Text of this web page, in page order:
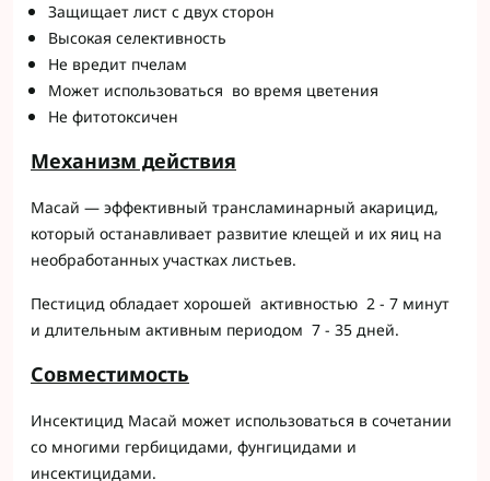
Защищает лист с двух сторон
Высокая селективность
Не вредит пчелам
Может использоваться во время цветения
Не фитотоксичен
Мeханизм дeйствия
Масай — эффективный трансламинарный акарицид,
который останавливает развитие клещей и их яиц на
необработанных участках листьев.
Пестицид обладает хорошей активностью 2 - 7 минут
и длительным активным периодом 7 - 35 дней.
Совмeстимость
Инсектицид Масай может использоваться в сочетании
со многими гербицидами, фунгицидами и
инсектицидами.